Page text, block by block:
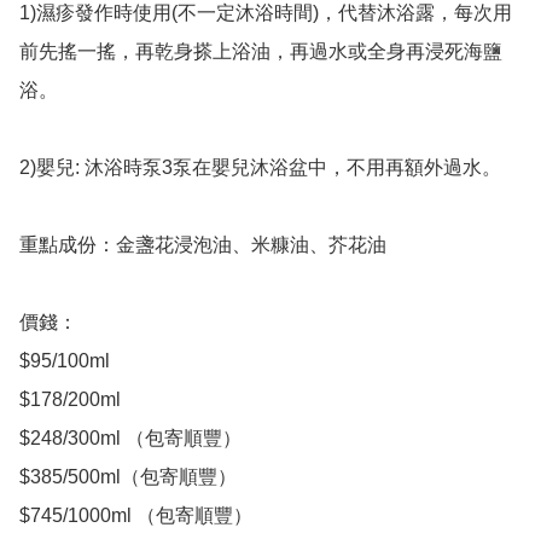
1)濕疹發作時使用(不一定沐浴時間)，代替沐浴露，每次用
前先搖一搖，再乾身搽上浴油，再過水或全身再浸死海鹽
浴。
2)嬰兒: 沐浴時泵3泵在嬰兒沐浴盆中，不用再額外過水。
重點成份：金盞花浸泡油、米糠油、芥花油
價錢：
$95/100ml
$178/200ml
$248/300ml （包寄順豐）
$385/500ml（包寄順豐）
$745/1000ml （包寄順豐）